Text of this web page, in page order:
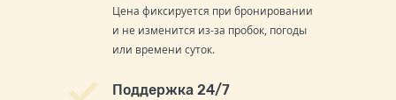
Цена фиксируется при бронировании
и не изменится из-за пробок, погоды
или времени суток.
Поддержка 24/7